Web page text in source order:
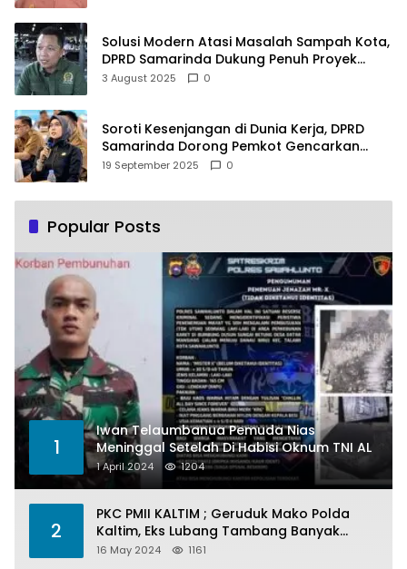
Solusi Modern Atasi Masalah Sampah Kota,
DPRD Samarinda Dukung Penuh Proyek
PLTSA
3 August 2025 0
Soroti Kesenjangan di Dunia Kerja, DPRD
Samarinda Dorong Pemkot Gencarkan
Pemberdayaan Perempuan
19 September 2025 0
Popular Posts
1
Iwan Telaumbanua Pemuda Nias
Meninggal Setelah Di Habisi Oknum TNI AL
1 April 2024 1204
2
PKC PMII KALTIM ; Geruduk Mako Polda
Kaltim, Eks Lubang Tambang Banyak
Menelan Korban
16 May 2024 1161